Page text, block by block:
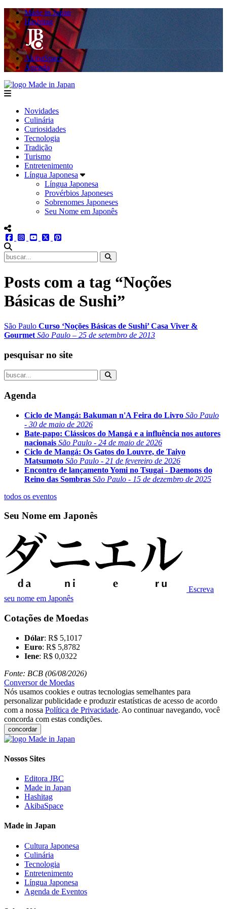
Made in Japan
Hashitag
AkibaSpace
Agenda
menu
Novidades
Culinária
Curiosidades
Tecnologia
Tradição
Turismo
Entretenimento
Língua Japonesa
Língua Japonesa
Provérbios Japoneses
Sobrenomes Japoneses
Seu Nome em Japonês
menu redes social
facebookinstagram
youtube
twitter
Posts com a tag “Noções
Básicas de Sushi”
São Paulo Curso ‘Noções Básicas de Sushi’ Casa Viver &
Gourmet São Paulo – 25 de setembro de 2013
pesquisar no site
Agenda
Ciclo de Mangá: Bakuman n'A Feira do Livro São Paulo
- 30 de maio de 2026
Bate-papo: Clássicos do Mangá e a influência nos autores
nacionais São Paulo - 24 de maio de 2026
Ciclo de Mangá: Os Gatos do Louvre, de Taiyo
Matsumoto São Paulo - 21 de fevereiro de 2026
Encontro de lançamento Yomi no Tsugai - Daemons do
Reino das Sombras São Paulo - 15 de dezembro de 2025
todos os eventos
Seu Nome em Japonês
Escreva
seu nome em Japonês
Cotações de Moedas
Dólar: R$ 5,1017
Euro: R$ 5,8782
Iene: R$ 0,0322
Fonte: BCB (06/08/2026)
Conversor de Moedas
Nós usamos cookies e outras tecnologias semelhantes para
personalizar publicidade e produzir estatísticas de acesso de acordo
com a nossa Política de Privacidade. Ao continuar navegando, você
concorda com estas condições.
concordar
Nossos Sites
Editora JBC
Made in Japan
Hashitag
AkibaSpace
Made in Japan
Cultura Japonesa
Culinária
Tecnologia
Entretenimento
Língua Japonesa
Agenda de Eventos